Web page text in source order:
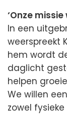
‘Onze
In een
weerspreekt
hem wordt
daglicht
helpen
We willen
zowel fysieke